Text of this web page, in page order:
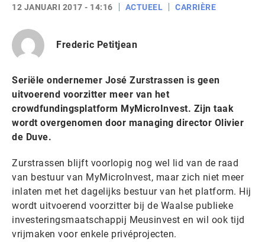
12 JANUARI 2017 - 14:16 ACTUEEL CARRIÈRE
Frederic Petitjean
Seriële ondernemer José Zurstrassen is geen
uitvoerend voorzitter meer van het
crowdfundingsplatform MyMicroInvest. Zijn taak
wordt overgenomen door managing director Olivier
de Duve.
Zurstrassen blijft voorlopig nog wel lid van de raad
van bestuur van MyMicroInvest, maar zich niet meer
inlaten met het dagelijks bestuur van het platform. Hij
wordt uitvoerend voorzitter bij de Waalse publieke
investeringsmaatschappij Meusinvest en wil ook tijd
vrijmaken voor enkele privéprojecten.